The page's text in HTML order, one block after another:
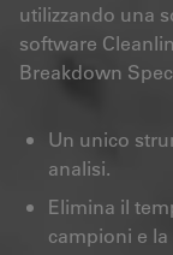
utilizzando una
software
Breakdown
Un unico
analisi.
Elimina il
campioni e